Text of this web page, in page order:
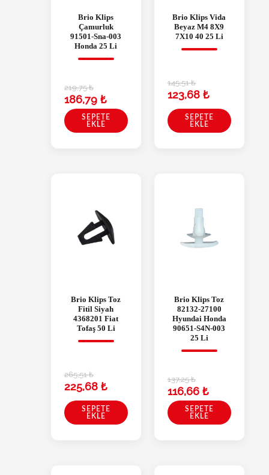
Brio Klips
Çamurluk
91501-Sna-003
Honda 25 Li
219,75₺
186,79 ₺
SEPETE
EKLE
Brio Klips Vida
Beyaz M4 8X9
7X10 40 25 Li
145,51₺
123,68 ₺
SEPETE
EKLE
Brio Klips Toz
Fitil Siyah
4368201 Fiat
Tofaş 50 Li
265,51₺
225,68 ₺
SEPETE
EKLE
Brio Klips Toz
82132-27100
Hyundai Honda
90651-S4N-003
25 Li
137,25₺
116,66 ₺
SEPETE
EKLE